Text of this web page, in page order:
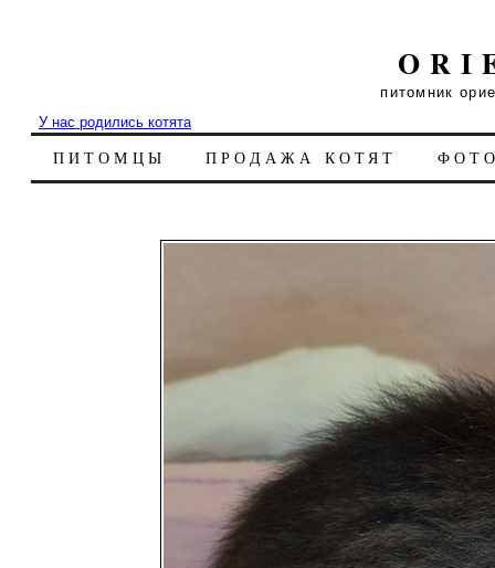
питомник
У нас родились котята
ПИТОМЦЫ ПРОДАЖА КОТЯТ